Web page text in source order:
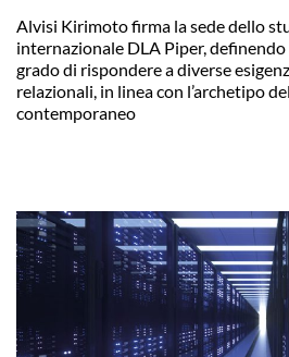
Alvisi Kirimoto firma la sede dello
internazionale DLA Piper,
grado di rispondere a diverse
relazionali, in linea con l’archetipo
contemporaneo